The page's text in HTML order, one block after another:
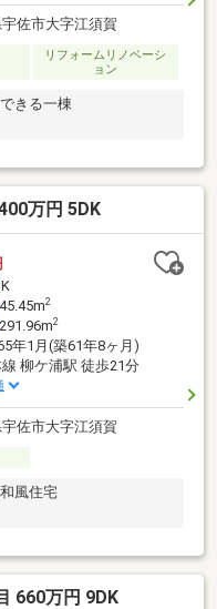
佐市大字江須賀
リフォームリノベーシ
ョン
きる一棟
万円 5DK
2
2
年1月(築61年8ヶ月)
柳ケ浦駅 徒歩21分
佐市大字江須賀
風住宅
660万円 9DK